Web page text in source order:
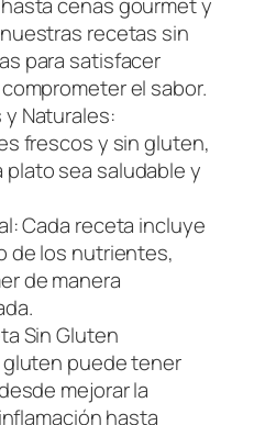
recetas sin
para satisfacer
el sabor.
Naturales:
frescos y sin gluten,
sea saludable y
Cada receta incluye
de los nutrientes,
de manera
Sin Gluten
puede tener
mejorar la
hasta